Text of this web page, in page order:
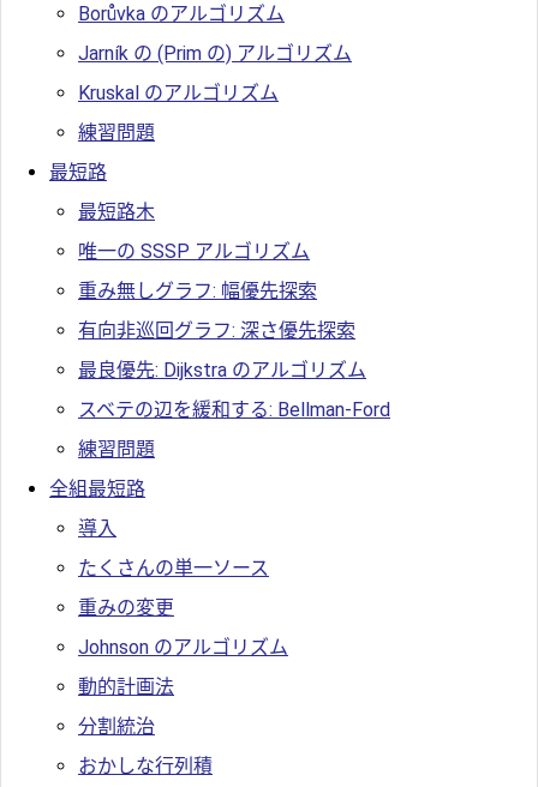
Borůvka のアルゴリズム
Jarník の (Prim の) アルゴリズム
Kruskal のアルゴリズム
練習問題
最短路
最短路木
唯一の SSSP アルゴリズム
重み無しグラフ: 幅優先探索
有向非巡回グラフ: 深さ優先探索
最良優先: Dijkstra のアルゴリズム
スベテの辺を緩和する: Bellman-Ford
練習問題
全組最短路
導入
たくさんの単一ソース
重みの変更
Johnson のアルゴリズム
動的計画法
分割統治
おかしな行列積